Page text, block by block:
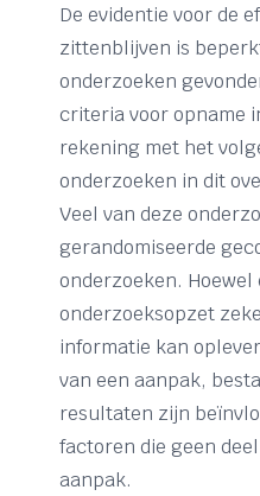
De evidentie voor de
zittenblijven is
onderzoeken
criteria voor opname
rekening met het
onderzoeken in dit
Veel van deze
gerandomiseerde
onderzoeken. Hoewel
onderzoeksopzet
informatie kan
van een aanpak,
resultaten zijn
factoren die geen
aanpak.